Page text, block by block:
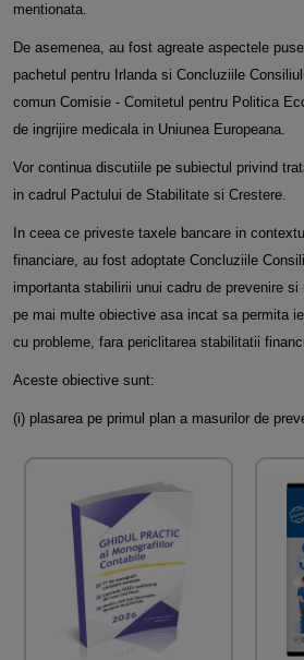
mentionata.
De asemenea, au fost agreate aspectele
pachetul pentru Irlanda si Concluziile
comun Comisie - Comitetul pentru Politica
de ingrijire medicala in Uniunea Europeana.
Vor continua discutiile pe subiectul privind
in cadrul Pactului de Stabilitate si Crestere.
In ceea ce priveste taxele bancare in
financiare, au fost adoptate Concluziile
importanta stabilirii unui cadru de prevenire
pe mai multe obiective asa incat sa permita
cu probleme, fara periclitarea stabilitatii
Aceste obiective sunt:
(i) plasarea pe primul plan a masurilor de